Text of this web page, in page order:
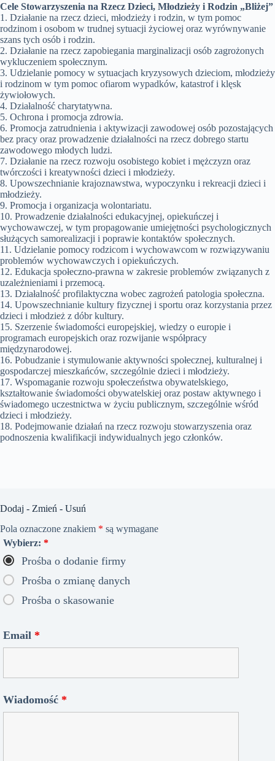
Cele Stowarzyszenia na Rzecz Dzieci, Młodzieży i Rodzin „Bliżej”
1. Działanie na rzecz dzieci, młodzieży i rodzin, w tym pomoc
rodzinom i osobom w trudnej sytuacji życiowej oraz wyrównywanie
szans tych osób i rodzin.
2. Działanie na rzecz zapobiegania marginalizacji osób zagrożonych
wykluczeniem społecznym.
3. Udzielanie pomocy w sytuacjach kryzysowych dzieciom, młodzieży
i rodzinom w tym pomoc ofiarom wypadków, katastrof i klęsk
żywiołowych.
4. Działalność charytatywna.
5. Ochrona i promocja zdrowia.
6. Promocja zatrudnienia i aktywizacji zawodowej osób pozostających
bez pracy oraz prowadzenie działalności na rzecz dobrego startu
zawodowego młodych ludzi.
7. Działanie na rzecz rozwoju osobistego kobiet i mężczyzn oraz
twórczości i kreatywności dzieci i młodzieży.
8. Upowszechnianie krajoznawstwa, wypoczynku i rekreacji dzieci i
młodzieży.
9. Promocja i organizacja wolontariatu.
10. Prowadzenie działalności edukacyjnej, opiekuńczej i
wychowawczej, w tym propagowanie umiejętności psychologicznych
służących samorealizacji i poprawie kontaktów społecznych.
11. Udzielanie pomocy rodzicom i wychowawcom w rozwiązywaniu
problemów wychowawczych i opiekuńczych.
12. Edukacja społeczno-prawna w zakresie problemów związanych z
uzależnieniami i przemocą.
13. Działalność profilaktyczna wobec zagrożeń patologia społeczna.
14. Upowszechnianie kultury fizycznej i sportu oraz korzystania przez
dzieci i młodzież z dóbr kultury.
15. Szerzenie świadomości europejskiej, wiedzy o europie i
programach europejskich oraz rozwijanie współpracy
międzynarodowej.
16. Pobudzanie i stymulowanie aktywności społecznej, kulturalnej i
gospodarczej mieszkańców, szczególnie dzieci i młodzieży.
17. Wspomaganie rozwoju społeczeństwa obywatelskiego,
kształtowanie świadomości obywatelskiej oraz postaw aktywnego i
świadomego uczestnictwa w życiu publicznym, szczególnie wśród
dzieci i młodzieży.
18. Podejmowanie działań na rzecz rozwoju stowarzyszenia oraz
podnoszenia kwalifikacji indywidualnych jego członków.
Dodaj - Zmień - Usuń
Pola oznaczone znakiem * są wymagane
Wybierz: *
Prośba o dodanie firmy
Prośba o zmianę danych
Prośba o skasowanie
Email *
Wiadomość *